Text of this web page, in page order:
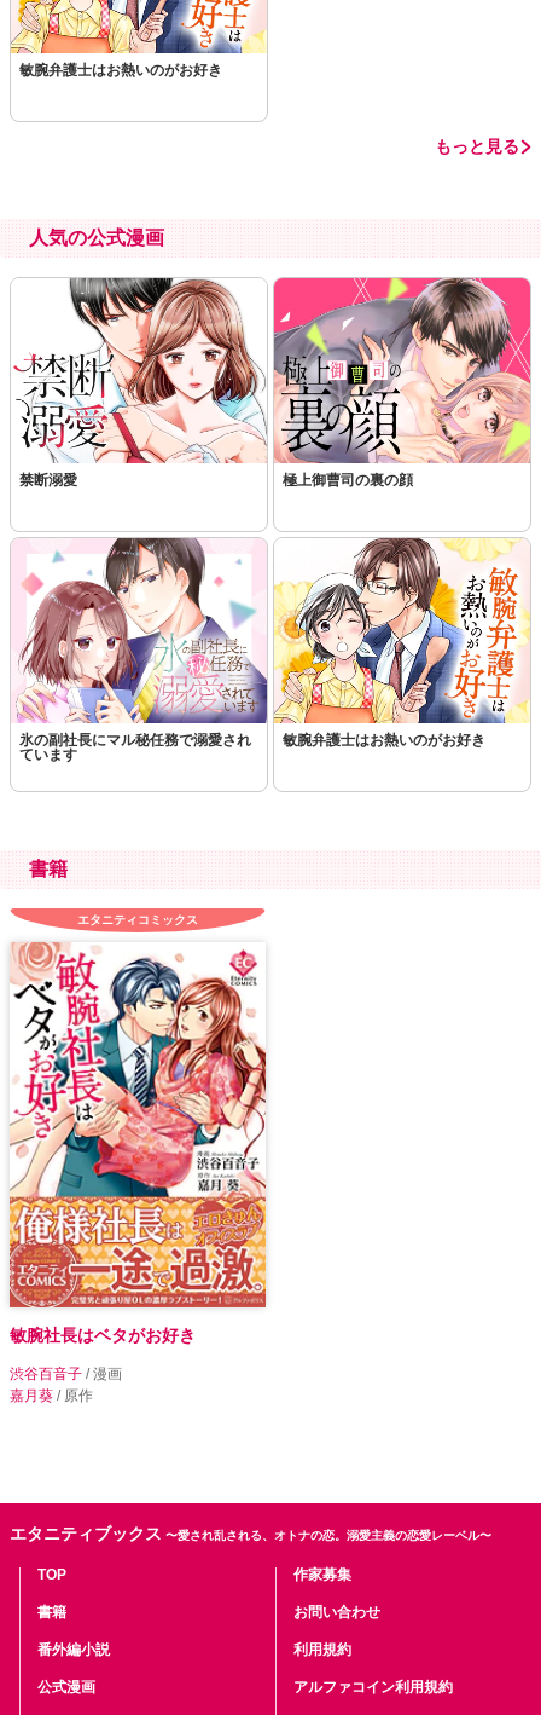
敏腕弁護士はお熱いのがお好き
もっと見る
人気の公式漫画
禁断溺愛 極上御曹司の裏の顔
氷の副社長にマル秘任務で溺愛され
ています
敏腕弁護士はお熱いのがお好き
書籍
エタニティコミックス
敏腕社長はベタがお好き
渋谷百音子 / 漫画
嘉月葵 / 原作
エタニティブックス 〜愛され乱される、オトナの恋。溺愛主義の恋愛レーベル〜
TOP
書籍
番外編小説
公式漫画
作家募集
お問い合わせ
利用規約
アルファコイン利用規約